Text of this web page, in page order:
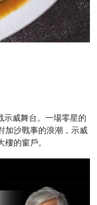
示威舞台。一場零星的
加沙戰事的浪潮，示威
的窗戶。